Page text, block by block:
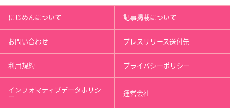
にじめんについて 記事掲載について
お問い合わせ プレスリリース送付先
利用規約 プライバシーポリシー
インフォマティブデータポリシ
ー 運営会社